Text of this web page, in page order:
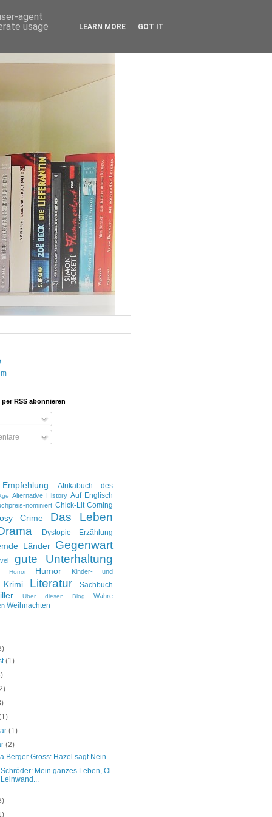
per RSS abonnieren
Afrikabuch des
Alternative History Auf Englisch
nominiert Chick-Lit Coming
Crime
Das Leben
Dystopie Erzählung
Länder Gegenwart
gute Unterhaltung
Horror Humor
Kinder- und
Krimi Literatur Sachbuch
Über diesen Blog
Wahre
Weihnachten
(1)
(1)
(2)
Berger Gross: Hazel sagt Nein
Mein ganzes Leben, Öl
agent
usage
LEARN MORE GOT IT